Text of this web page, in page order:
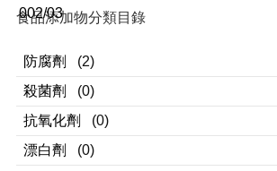
食品添加物分類目錄
防腐劑
(2)
殺菌劑
(0)
抗氧化劑
(0)
漂白劑
(0)